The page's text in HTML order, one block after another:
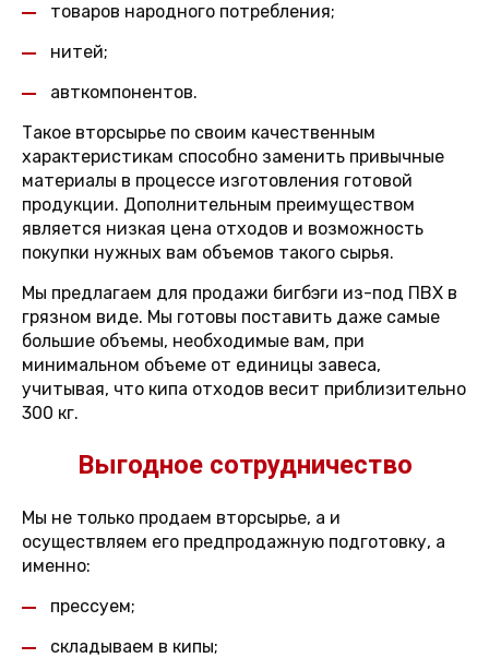
товаров народного потребления;
нитей;
авткомпонентов.
Такое вторсырье по своим качественным
характеристикам способно заменить привычные
материалы в процессе изготовления готовой
продукции. Дополнительным преимуществом
является низкая цена отходов и возможность
покупки нужных вам объемов такого сырья.
Мы предлагаем для продажи бигбэги из-под ПВХ в
грязном виде. Мы готовы поставить даже самые
большие объемы, необходимые вам, при
минимальном объеме от единицы завеса,
учитывая, что кипа отходов весит приблизительно
300 кг.
Выгодное сотрудничество
Мы не только продаем вторсырье, а и
осуществляем его предпродажную подготовку, а
именно:
прессуем;
складываем в кипы;